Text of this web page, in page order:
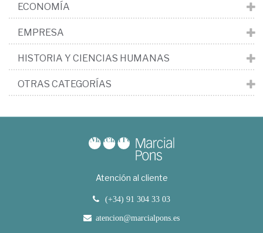
ECONOMÍA
EMPRESA
HISTORIA Y CIENCIAS HUMANAS
OTRAS CATEGORÍAS
Atención al cliente
(+34) 91 304 33 03
atencion@marcialpons.es